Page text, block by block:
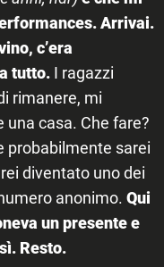
Arrivai.
c’era
tutto. I ragazzi
rimanere, mi
casa. Che fare?
probabilmente sarei
diventato uno dei
anonimo. Qui
un presente e
Resto.